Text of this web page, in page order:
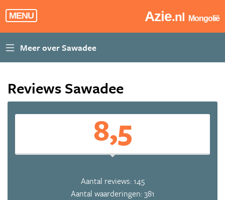
MENU Azie.nl Mongolië
Reviews Sawadee
8,5
Aantal reviews: 145
Aantal waarderingen: 381